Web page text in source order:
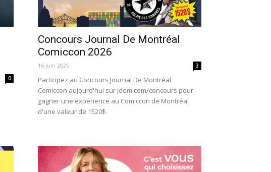
0
Concours Journal De Montréal
Comiccon 2026
16 juin 2026 3
Participez au Concours Journal De Montréal
Comiccon aujourd'hui sur jdem.com/concours pour
gagner une expérience au Comiccon de Montréal
d'une valeur de 1520$.